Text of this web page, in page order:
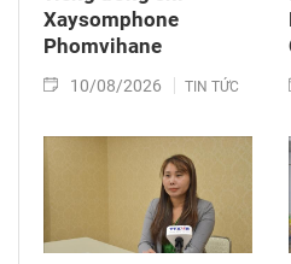
Xaysomphone
Phomvihane
10/08/2026 TIN TỨC